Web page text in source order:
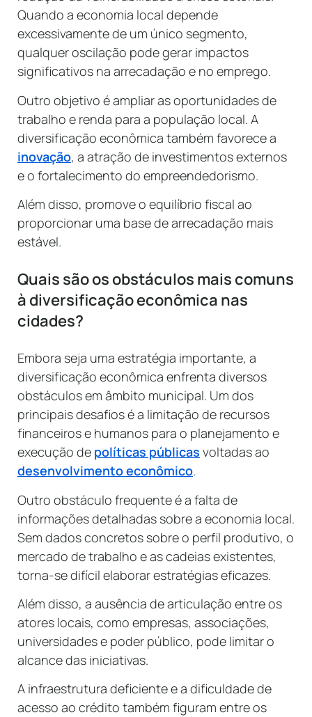
Quando a economia local depende
excessivamente de um único segmento,
qualquer oscilação pode gerar impactos
significativos na arrecadação e no emprego.
Outro objetivo é ampliar as oportunidades de
trabalho e renda para a população local. A
diversificação econômica também favorece a
inovação, a atração de investimentos externos
e o fortalecimento do empreendedorismo.
Além disso, promove o equilíbrio fiscal ao
proporcionar uma base de arrecadação mais
estável.
Quais são os obstáculos mais comuns
à diversificação econômica nas
cidades?
Embora seja uma estratégia importante, a
diversificação econômica enfrenta diversos
obstáculos em âmbito municipal. Um dos
principais desafios é a limitação de recursos
financeiros e humanos para o planejamento e
execução de políticas públicas voltadas ao
desenvolvimento econômico.
Outro obstáculo frequente é a falta de
informações detalhadas sobre a economia local.
Sem dados concretos sobre o perfil produtivo, o
mercado de trabalho e as cadeias existentes,
torna-se difícil elaborar estratégias eficazes.
Além disso, a ausência de articulação entre os
atores locais, como empresas, associações,
universidades e poder público, pode limitar o
alcance das iniciativas.
A infraestrutura deficiente e a dificuldade de
acesso ao crédito também figuram entre os